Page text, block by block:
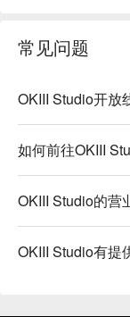
常见问题
OKIII Studio开放
如何前往OKIII
OKIII Studio的营
OKIII Studio有提